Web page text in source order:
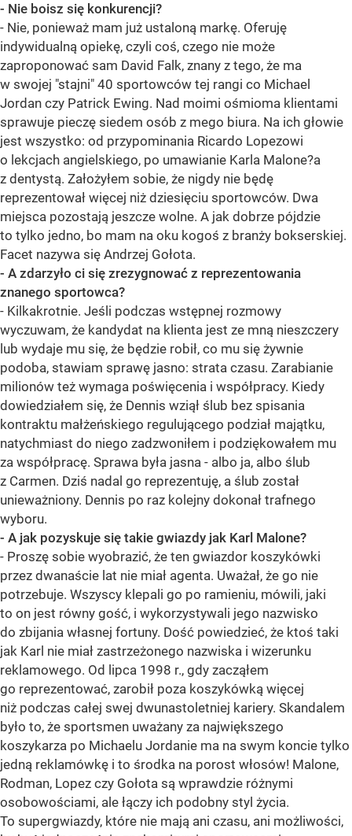
- Nie boisz się konkurencji?
- Nie, ponieważ mam już ustaloną markę. Oferuję
indywidualną opiekę, czyli coś, czego nie może
zaproponować sam David Falk, znany z tego, że ma
w swojej "stajni" 40 sportowców tej rangi co Michael
Jordan czy Patrick Ewing. Nad moimi ośmioma klientami
sprawuje pieczę siedem osób z mego biura. Na ich głowie
jest wszystko: od przypominania Ricardo Lopezowi
o lekcjach angielskiego, po umawianie Karla Malone?a
z dentystą. Założyłem sobie, że nigdy nie będę
reprezentował więcej niż dziesięciu sportowców. Dwa
miejsca pozostają jeszcze wolne. A jak dobrze pójdzie
to tylko jedno, bo mam na oku kogoś z branży bokserskiej.
Facet nazywa się Andrzej Gołota.
- A zdarzyło ci się zrezygnować z reprezentowania
znanego sportowca?
- Kilkakrotnie. Jeśli podczas wstępnej rozmowy
wyczuwam, że kandydat na klienta jest ze mną nieszczery
lub wydaje mu się, że będzie robił, co mu się żywnie
podoba, stawiam sprawę jasno: strata czasu. Zarabianie
milionów też wymaga poświęcenia i współpracy. Kiedy
dowiedziałem się, że Dennis wziął ślub bez spisania
kontraktu małżeńskiego regulującego podział majątku,
natychmiast do niego zadzwoniłem i podziękowałem mu
za współpracę. Sprawa była jasna - albo ja, albo ślub
z Carmen. Dziś nadal go reprezentuję, a ślub został
unieważniony. Dennis po raz kolejny dokonał trafnego
wyboru.
- A jak pozyskuje się takie gwiazdy jak Karl Malone?
- Proszę sobie wyobrazić, że ten gwiazdor koszykówki
przez dwanaście lat nie miał agenta. Uważał, że go nie
potrzebuje. Wszyscy klepali go po ramieniu, mówili, jaki
to on jest równy gość, i wykorzystywali jego nazwisko
do zbijania własnej fortuny. Dość powiedzieć, że ktoś taki
jak Karl nie miał zastrzeżonego nazwiska i wizerunku
reklamowego. Od lipca 1998 r., gdy zacząłem
go reprezentować, zarobił poza koszykówką więcej
niż podczas całej swej dwunastoletniej kariery. Skandalem
było to, że sportsmen uważany za największego
koszykarza po Michaelu Jordanie ma na swym koncie tylko
jedną reklamówkę i to środka na porost włosów! Malone,
Rodman, Lopez czy Gołota są wprawdzie różnymi
osobowościami, ale łączy ich podobny styl życia.
To supergwiazdy, które nie mają ani czasu, ani możliwości,